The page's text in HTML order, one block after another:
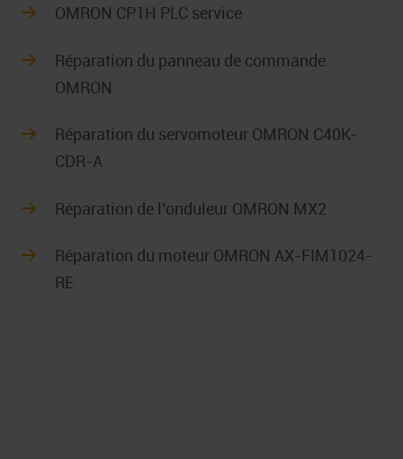
OMRON CP1H PLC service
Réparation du panneau de commande
OMRON
Réparation du servomoteur OMRON C40K-
CDR-A
Réparation de l’onduleur OMRON MX2
Réparation du moteur OMRON AX-FIM1024-
RE